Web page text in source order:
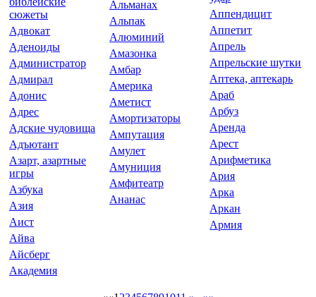
сюжеты
Адвокат
Аденоиды
Администратор
Адмирал
Адонис
Адрес
Адские чудовища
Адъютант
Азарт, азартные
игры
Азбука
Азия
Аист
Айва
Айсберг
Академия
Альманах
Альпак
Алюминий
Амазонка
Амбар
Америка
Аметист
Амортизаторы
Ампутация
Амулет
Амуниция
Амфитеатр
Ананас
Аппендицит
Аппетит
Апрель
Апрельские шутки
Аптека, аптекарь
Араб
Арбуз
Аренда
Арест
Арифметика
Ария
Арка
Аркан
Армия